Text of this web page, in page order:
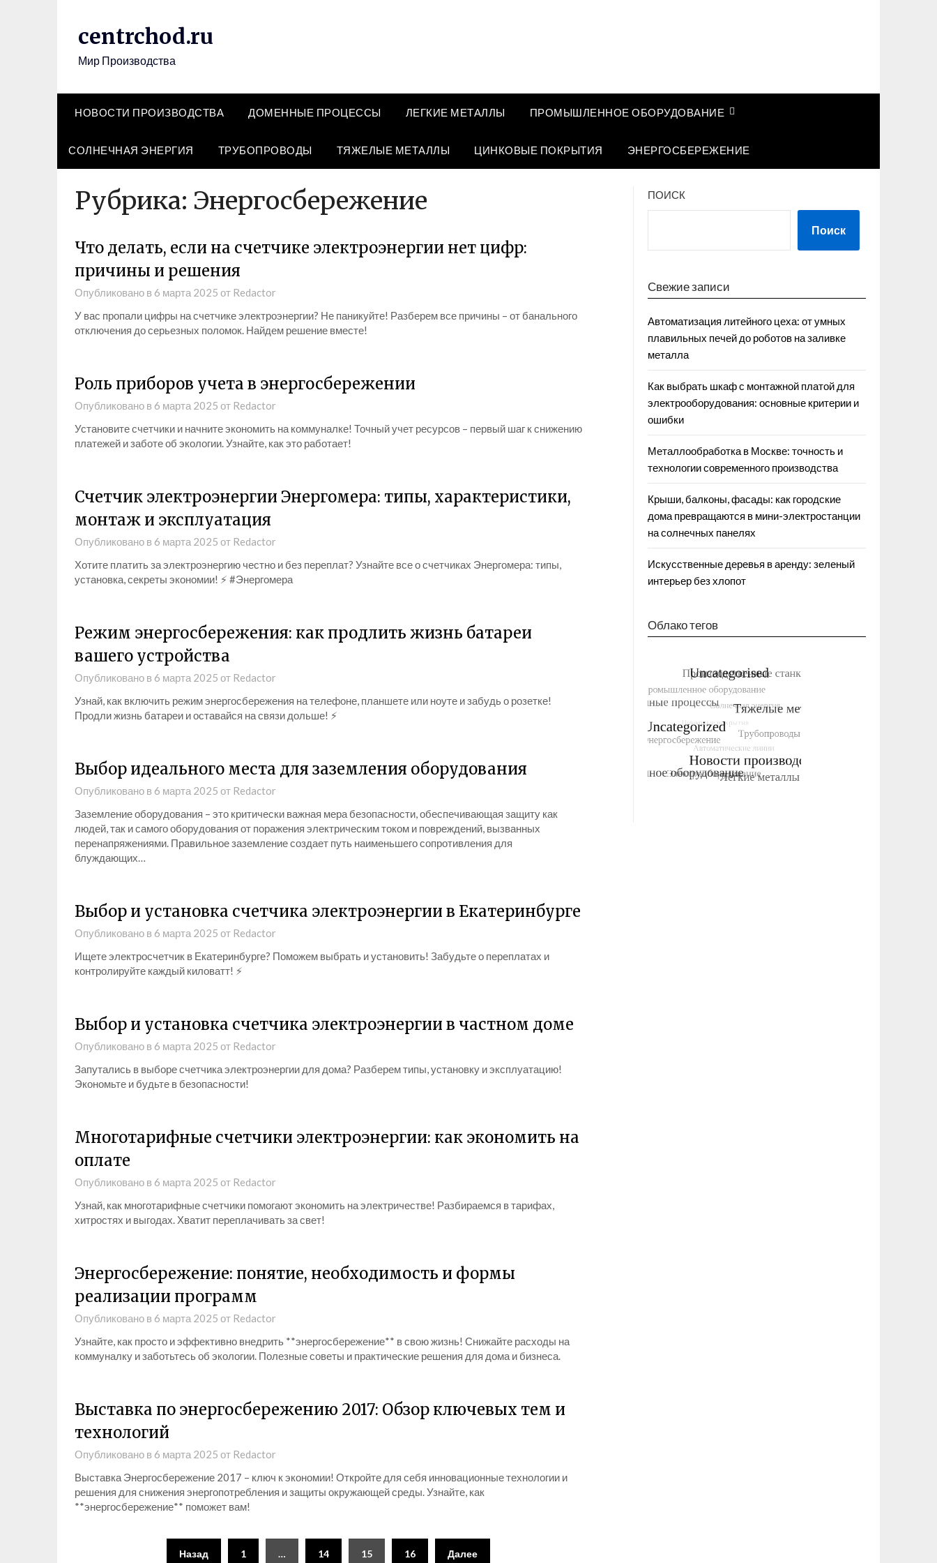
centrchod.ru
Мир Производства
НОВОСТИ ПРОИЗВОДСТВА ДОМЕННЫЕ ПРОЦЕССЫ ЛЕГКИЕ МЕТАЛЛЫ ПРОМЫШЛЕННОЕ ОБОРУДОВАНИЕ
СОЛНЕЧНАЯ ЭНЕРГИЯ ТРУБОПРОВОДЫ ТЯЖЕЛЫЕ МЕТАЛЛЫ ЦИНКОВЫЕ ПОКРЫТИЯ ЭНЕРГОСБЕРЕЖЕНИЕ
Рубрика: Энергосбережение
Что делать, если на счетчике электроэнергии нет цифр:
причины и решения
Опубликовано в 6 марта 2025 от Redactor
У вас пропали цифры на счетчике электроэнергии? Не паникуйте! Разберем все причины – от банального
отключения до серьезных поломок. Найдем решение вместе!
Роль приборов учета в энергосбережении
Опубликовано в 6 марта 2025 от Redactor
Установите счетчики и начните экономить на коммуналке! Точный учет ресурсов – первый шаг к снижению
платежей и заботе об экологии. Узнайте, как это работает!
Счетчик электроэнергии Энергомера: типы, характеристики,
монтаж и эксплуатация
Опубликовано в 6 марта 2025 от Redactor
Хотите платить за электроэнергию честно и без переплат? Узнайте все о счетчиках Энергомера: типы,
установка, секреты экономии! ⚡ #Энергомера
Режим энергосбережения: как продлить жизнь батареи
вашего устройства
Опубликовано в 6 марта 2025 от Redactor
Узнай, как включить режим энергосбережения на телефоне, планшете или ноуте и забудь о розетке!
Продли жизнь батареи и оставайся на связи дольше! ⚡
Выбор идеального места для заземления оборудования
Опубликовано в 6 марта 2025 от Redactor
Заземление оборудования – это критически важная мера безопасности, обеспечивающая защиту как
людей, так и самого оборудования от поражения электрическим током и повреждений, вызванных
перенапряжениями. Правильное заземление создает путь наименьшего сопротивления для
блуждающих…
Выбор и установка счетчика электроэнергии в Екатеринбурге
Опубликовано в 6 марта 2025 от Redactor
Ищете электросчетчик в Екатеринбурге? Поможем выбрать и установить! Забудьте о переплатах и
контролируйте каждый киловатт! ⚡
Выбор и установка счетчика электроэнергии в частном доме
Опубликовано в 6 марта 2025 от Redactor
Запутались в выборе счетчика электроэнергии для дома? Разберем типы, установку и эксплуатацию!
Экономьте и будьте в безопасности!
Многотарифные счетчики электроэнергии: как экономить на
оплате
Опубликовано в 6 марта 2025 от Redactor
Узнай, как многотарифные счетчики помогают экономить на электричестве! Разбираемся в тарифах,
хитростях и выгодах. Хватит переплачивать за свет!
Энергосбережение: понятие, необходимость и формы
реализации программ
Опубликовано в 6 марта 2025 от Redactor
Узнайте, как просто и эффективно внедрить **энергосбережение** в свою жизнь! Снижайте расходы на
коммуналку и заботьтесь об экологии. Полезные советы и практические решения для дома и бизнеса.
Выставка по энергосбережению 2017: Обзор ключевых тем и
технологий
Опубликовано в 6 марта 2025 от Redactor
Выставка Энергосбережение 2017 – ключ к экономии! Откройте для себя инновационные технологии и
решения для снижения энергопотребления и защиты окружающей среды. Узнайте, как
**энергосбережение** поможет вам!
Назад 1 … 14 15 16 Далее
ПОИСК
Поиск
Свежие записи
Автоматизация литейного цеха: от умных
плавильных печей до роботов на заливке
металла
Как выбрать шкаф с монтажной платой для
электрооборудования: основные критерии и
ошибки
Металлообработка в Москве: точность и
технологии современного производства
Крыши, балконы, фасады: как городские
дома превращаются в мини-электростанции
на солнечных панелях
Искусственные деревья в аренду: зеленый
интерьер без хлопот
Облако тегов